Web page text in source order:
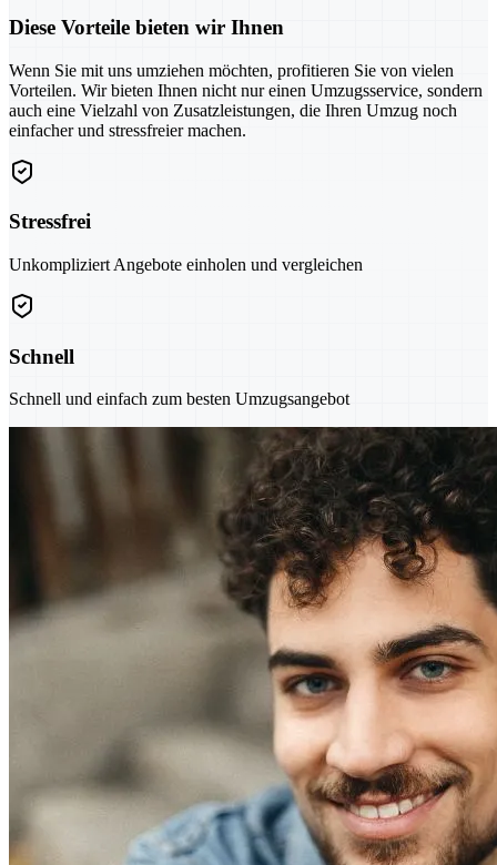
Diese Vorteile bieten wir Ihnen
Wenn Sie mit uns umziehen möchten, profitieren Sie von vielen
Vorteilen. Wir bieten Ihnen nicht nur einen Umzugsservice, sondern
auch eine Vielzahl von Zusatzleistungen, die Ihren Umzug noch
einfacher und stressfreier machen.
Stressfrei
Unkompliziert Angebote einholen und vergleichen
Schnell
Schnell und einfach zum besten Umzugsangebot